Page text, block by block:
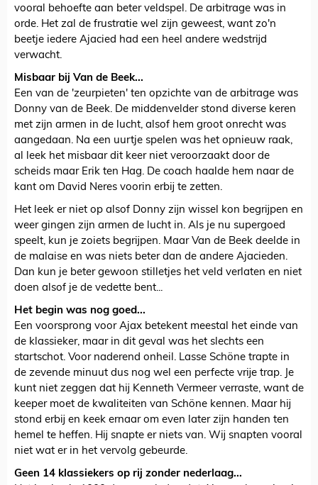
vooral behoefte aan beter veldspel. De arbitrage was in
orde. Het zal de frustratie wel zijn geweest, want zo'n
beetje iedere Ajacied had een heel andere wedstrijd
verwacht.
Misbaar bij Van de Beek...
Een van de 'zeurpieten' ten opzichte van de arbitrage was
Donny van de Beek. De middenvelder stond diverse keren
met zijn armen in de lucht, alsof hem groot onrecht was
aangedaan. Na een uurtje spelen was het opnieuw raak,
al leek het misbaar dit keer niet veroorzaakt door de
scheids maar Erik ten Hag. De coach haalde hem naar de
kant om David Neres voorin erbij te zetten.
Het leek er niet op alsof Donny zijn wissel kon begrijpen en
weer gingen zijn armen de lucht in. Als je nu supergoed
speelt, kun je zoiets begrijpen. Maar Van de Beek deelde in
de malaise en was niets beter dan de andere Ajacieden.
Dan kun je beter gewoon stilletjes het veld verlaten en niet
doen alsof je de vedette bent...
Het begin was nog goed...
Een voorsprong voor Ajax betekent meestal het einde van
de klassieker, maar in dit geval was het slechts een
startschot. Voor naderend onheil. Lasse Schöne trapte in
de zevende minuut dus nog wel een perfecte vrije trap. Je
kunt niet zeggen dat hij Kenneth Vermeer verraste, want de
keeper moet de kwaliteiten van Schöne kennen. Maar hij
stond erbij en keek ernaar om even later zijn handen ten
hemel te heffen. Hij snapte er niets van. Wij snapten vooral
niet wat er in het vervolg gebeurde.
Geen 14 klassiekers op rij zonder nederlaag...